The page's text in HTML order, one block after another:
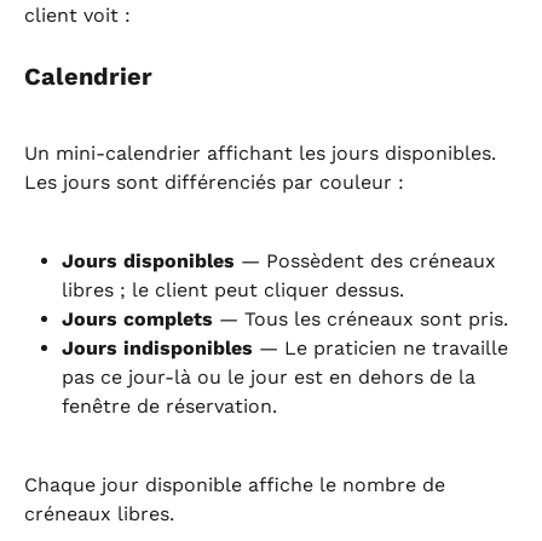
client voit :
Calendrier
Un mini-calendrier affichant les jours disponibles.
Les jours sont différenciés par couleur :
Jours disponibles — Possèdent des créneaux
libres ; le client peut cliquer dessus.
Jours complets — Tous les créneaux sont pris.
Jours indisponibles — Le praticien ne travaille
pas ce jour-là ou le jour est en dehors de la
fenêtre de réservation.
Chaque jour disponible affiche le nombre de
créneaux libres.